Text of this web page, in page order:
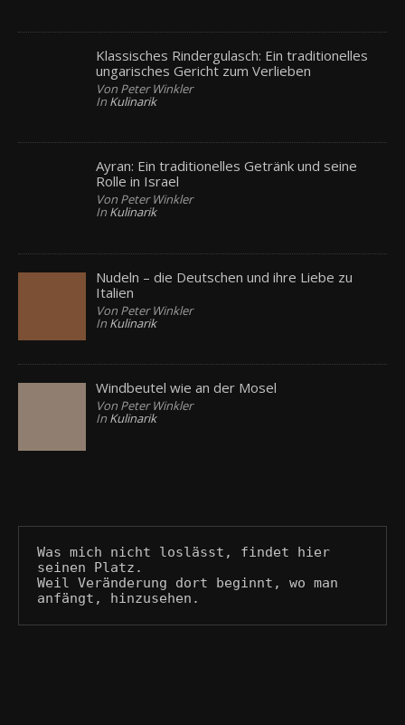
Klassisches Rindergulasch: Ein traditionelles
ungarisches Gericht zum Verlieben
Von Peter Winkler
In Kulinarik
Ayran: Ein traditionelles Getränk und seine
Rolle in Israel
Von Peter Winkler
In Kulinarik
Nudeln – die Deutschen und ihre Liebe zu
Italien
Von Peter Winkler
In Kulinarik
Windbeutel wie an der Mosel
Von Peter Winkler
In Kulinarik
Was mich nicht loslässt, findet hier
seinen Platz.
Weil Veränderung dort beginnt, wo man
anfängt, hinzusehen.